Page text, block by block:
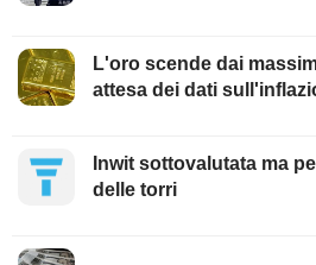
L'oro scende dai
attesa dei dati
Inwit sottovalutata ma
delle torri